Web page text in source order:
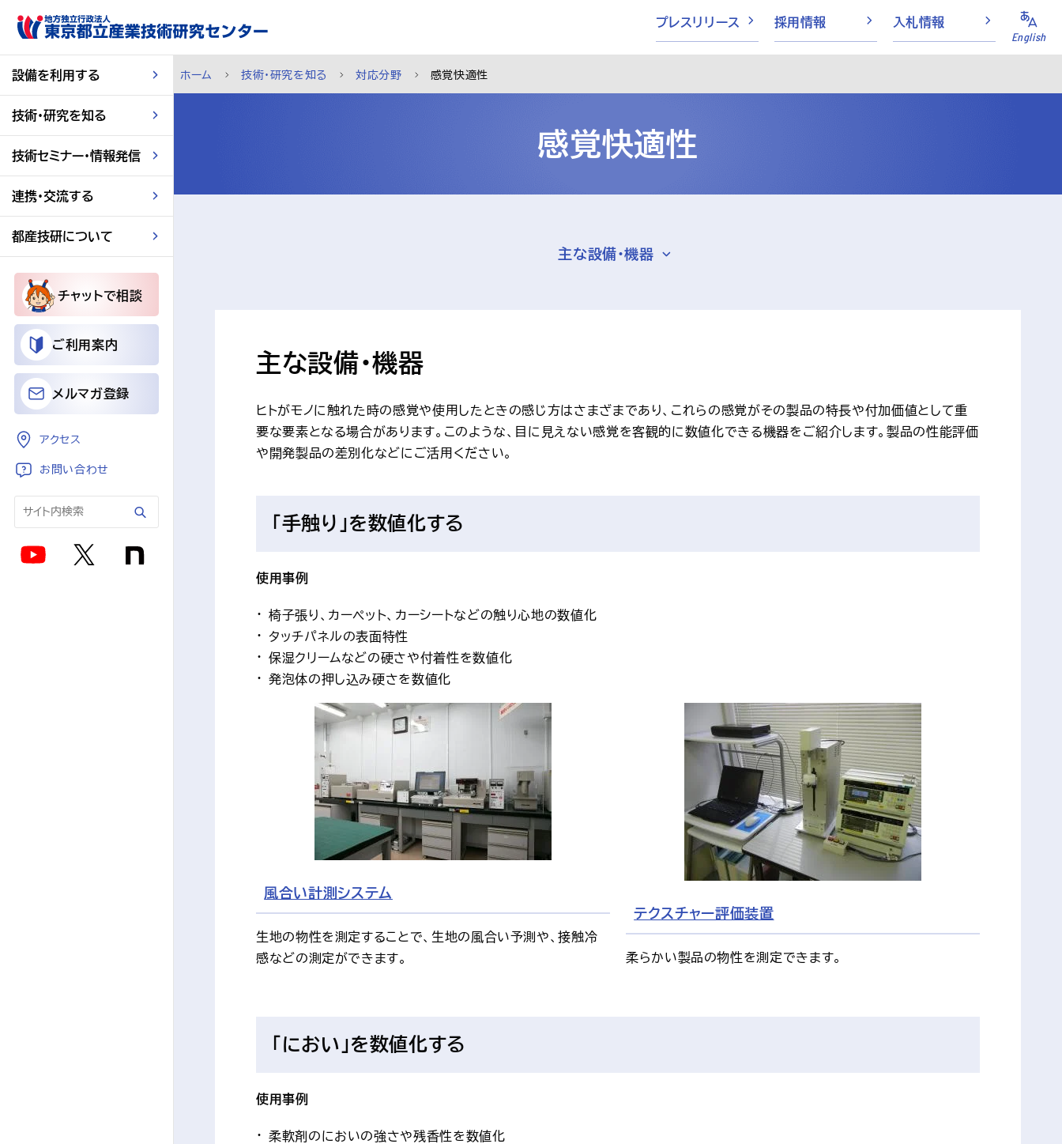
スキップして本文へ
プレスリリース 採用情報 入札情報
English
設備を利用する
技術・研究を知る
技術セミナー・情報発信
連携・交流する
都産技研について
チャットで相談
ご利用案内
メルマガ登録
アクセス
お問い合わせ
ホーム 技術・研究を知る 対応分野 感覚快適性
感覚快適性
主な設備・機器
主な設備・機器
ヒトがモノに触れた時の感覚や使用したときの感じ方はさまざまであり、これらの感覚がその製品の特長や付加価値として重
要な要素となる場合があります。このような、目に見えない感覚を客観的に数値化できる機器をご紹介します。製品の性能評価
や開発製品の差別化などにご活用ください。
「手触り」を数値化する
使用事例
椅子張り、カーペット、カーシートなどの触り心地の数値化
タッチパネルの表面特性
保湿クリームなどの硬さや付着性を数値化
発泡体の押し込み硬さを数値化
風合い計測システム
生地の物性を測定することで、生地の風合い予測や、接触冷
感などの測定ができます。
テクスチャー評価装置
柔らかい製品の物性を測定できます。
「におい」を数値化する
使用事例
柔軟剤のにおいの強さや残香性を数値化